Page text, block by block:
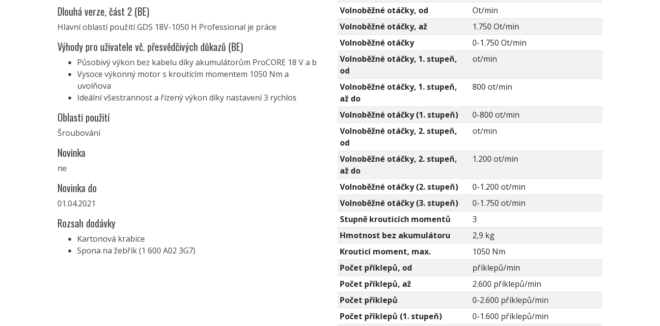
Dlouhá verze, část 2 (BE)
Hlavní oblastí použití GDS 18V-1050 H Professional je práce
Výhody pro uživatele vč. přesvědčivých důkazů (BE)
Působivý výkon bez kabelu díky akumulátorům ProCORE 18 V a b
Vysoce výkonný motor s kroutícím momentem 1050 Nm a
uvolňova
Ideální všestrannost a řízený výkon díky nastavení 3 rychlos
Oblasti použití
Šroubování
Novinka
ne
Novinka do
01.04.2021
Rozsah dodávky
Kartonová krabice
Spona na žebřík (1 600 A02 3G7)
Volnoběžné otáčky, od
Ot/min
Volnoběžné otáčky, až
1.750 Ot/min
Volnoběžné otáčky
0-1.750 Ot/min
Volnoběžné otáčky, 1. stupeň,
od
ot/min
Volnoběžné otáčky, 1. stupeň,
až do
800 ot/min
Volnoběžné otáčky (1. stupeň)
0-800 ot/min
Volnoběžné otáčky, 2. stupeň,
od
ot/min
Volnoběžné otáčky, 2. stupeň,
až do
1.200 ot/min
Volnoběžné otáčky (2. stupeň)
0-1.200 ot/min
Volnoběžné otáčky (3. stupeň)
0-1.750 ot/min
Stupně krouticích momentů
3
Hmotnost bez akumulátoru
2,9 kg
Krouticí moment, max.
1050 Nm
Počet příklepů, od
příklepů/min
Počet příklepů, až
2.600 příklepů/min
Počet příklepů
0-2.600 příklepů/min
Počet příklepů (1. stupeň)
0-1.600 příklepů/min